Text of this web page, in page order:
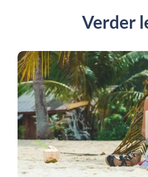
Verder